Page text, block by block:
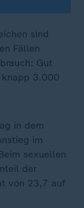
sind
Fällen
Gut
knapp 3.000
in dem
im
sexuellen
der
von 23,7 auf